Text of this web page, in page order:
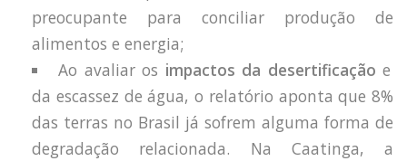
preocupante para conciliar produção de
alimentos e energia;
Ao avaliar os impactos da desertificação e
da escassez de água, o relatório aponta que 8%
das terras no Brasil já sofrem alguma forma de
degradação relacionada. Na Caatinga, a